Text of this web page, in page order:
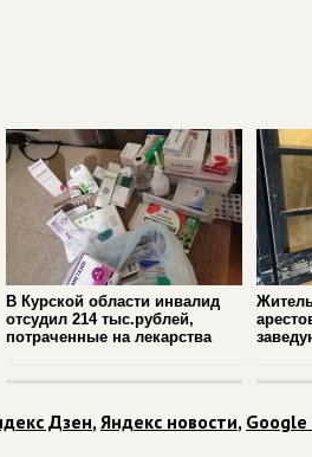
В Курской области инвалид
отсудил 214 тыс.рублей,
потраченные на лекарства
Дзен,Яндекс новости, Google